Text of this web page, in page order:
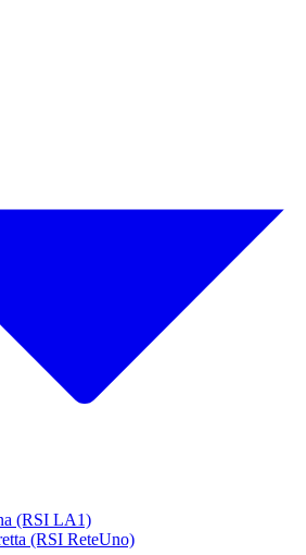
(RSI LA1)
(RSI ReteUno)